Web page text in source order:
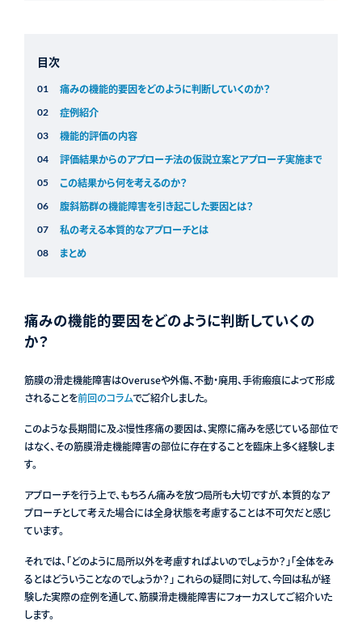
目次
痛みの機能的要因をどのように判断していくのか？
症例紹介
機能的評価の内容
評価結果からのアプローチ法の仮説立案とアプローチ実施まで
この結果から何を考えるのか？
腹斜筋群の機能障害を引き起こした要因とは？
私の考える本質的なアプローチとは
まとめ
痛みの機能的要因をどのように判断していくの
か？
筋膜の滑走機能障害はOveruseや外傷、不動・廃用、手術瘢痕によって形成
されることを前回のコラムでご紹介しました。
このような長期間に及ぶ慢性疼痛の要因は、実際に痛みを感じている部位で
はなく、その筋膜滑走機能障害の部位に存在することを臨床上多く経験しま
す。
アプローチを行う上で、もちろん痛みを放つ局所も大切ですが、本質的なア
プローチとして考えた場合には全身状態を考慮することは不可欠だと感じ
ています。
それでは、「どのように局所以外を考慮すればよいのでしょうか？」「全体をみ
るとはどういうことなのでしょうか？」 これらの疑問に対して、今回は私が経
験した実際の症例を通して、筋膜滑走機能障害にフォーカスしてご紹介いた
します。